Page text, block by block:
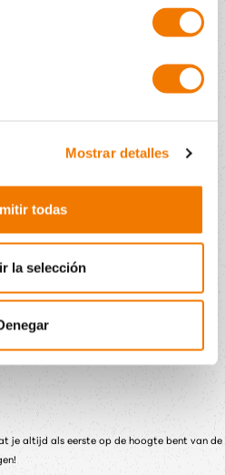
Mostrar detalles
todas
la selección
je altijd als eerste op de hoogte bent van de